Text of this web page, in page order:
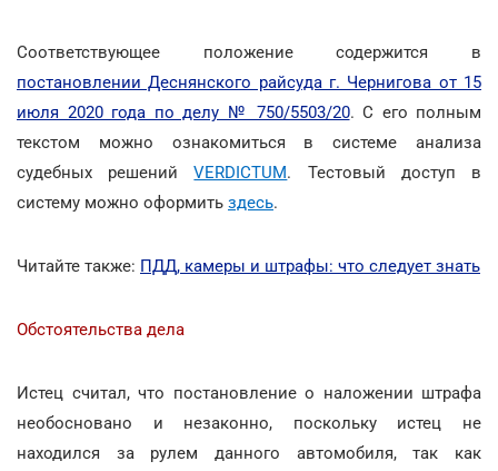
Соответствующее положение содержится в
постановлении Деснянского райсуда г. Чернигова от 15
июля 2020 года по делу № 750/5503/20. С его полным
текстом можно ознакомиться в системе анализа
судебных решенийVERDICTUM. Тестовый доступ в
систему можно оформить здесь.
Читайте также: ПДД, камеры и штрафы: что следует знать
Обстоятельства дела
Истец считал, что постановление о наложении штрафа
необосновано и незаконно, поскольку истец не
находился за рулем данного автомобиля, так как